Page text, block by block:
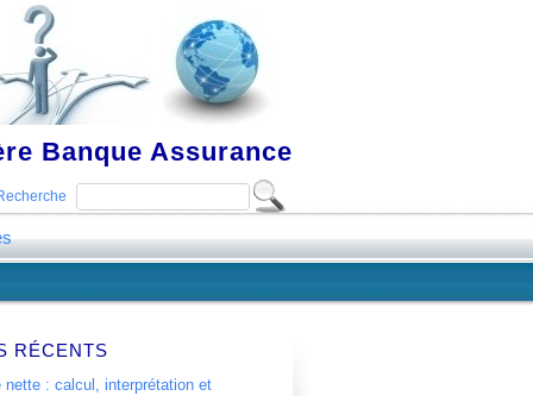
Banque Assurance
RÉCENTS
nette : calcul, interprétation et